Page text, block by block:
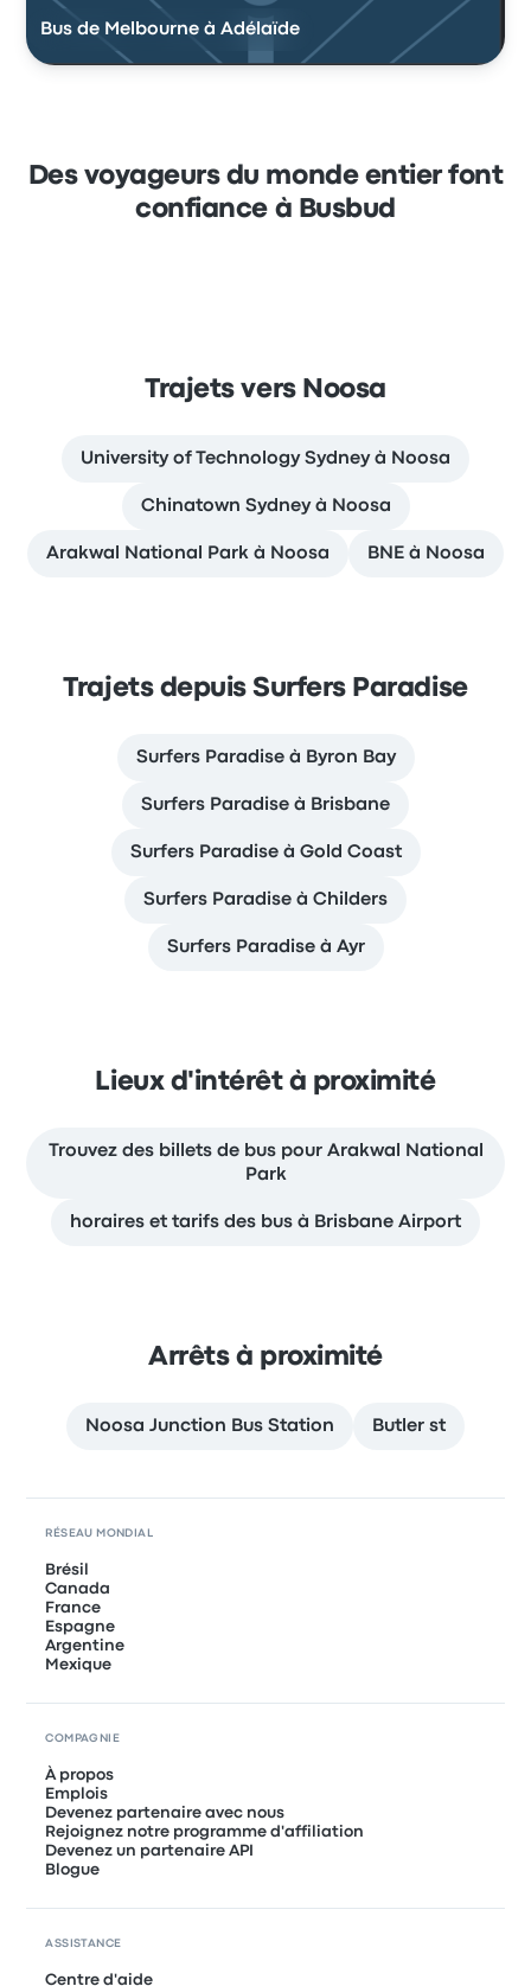
Bus de Melbourne à Adélaïde
Des voyageurs du monde entier font
confiance à Busbud
Trajets vers Noosa
University of Technology Sydney à Noosa
Chinatown Sydney à Noosa
Arakwal National Park à Noosa BNE à Noosa
Trajets depuis Surfers Paradise
Surfers Paradise à Byron Bay
Surfers Paradise à Brisbane
Surfers Paradise à Gold Coast
Surfers Paradise à Childers
Surfers Paradise à Ayr
Lieux d'intérêt à proximité
Trouvez des billets de bus pour Arakwal National
Park
horaires et tarifs des bus à Brisbane Airport
Arrêts à proximité
Noosa Junction Bus Station Butler st
RÉSEAU MONDIAL
Brésil
Canada
France
Espagne
Argentine
Mexique
COMPAGNIE
À propos
Emplois
Devenez partenaire avec nous
Rejoignez notre programme d'affiliation
Devenez un partenaire API
Blogue
ASSISTANCE
Centre d'aide